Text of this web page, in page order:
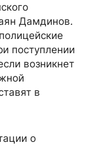
Дамдинов.
поступлении
возникнет
в
о